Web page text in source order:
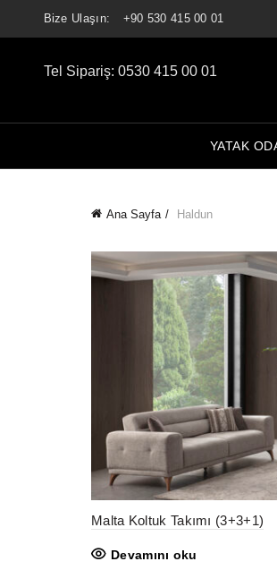
Bize Ulaşın: +90 530 415 00 01
Tel Sipariş: 0530 415 00 01
YATAK
Ana Sayfa Haldun
Malta Koltuk Takımı (3+3+1)
Devamını oku